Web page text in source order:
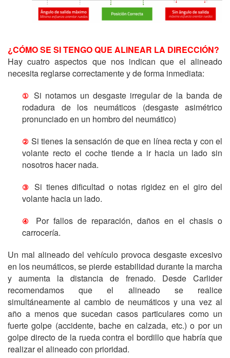
¿CÓMO SE SI TENGO QUE ALINEAR LA DIRECCIÓN?
Hay cuatro aspectos que nos indican que el alineado
necesita reglarse correctamente y de forma inmediata:
①Si notamos un desgaste irregular de la banda de
rodadura de los neumáticos (desgaste asimétrico
pronunciado en un hombro del neumático)
② Si tienes la sensación de que en línea recta y con el
volante recto el coche tiende a ir hacia un lado sin
nosotros hacer nada.
③
Si tienes dificultad o notas rigidez en el giro del
volante hacia un lado.
④
Por fallos de reparación, daños en el chasis o
carrocería.
Un mal alineado del vehículo provoca desgaste excesivo
en los neumáticos, se pierde estabilidad durante la marcha
y aumenta la distancia de frenado. Desde Carlider
recomendamos que el alineado se realice
simultáneamente al cambio de neumáticos y una vez al
año a menos que sucedan casos particulares como un
fuerte golpe (accidente, bache en calzada, etc.) o por un
golpe directo de la rueda contra el bordillo que habría que
realizar el alineado con prioridad.